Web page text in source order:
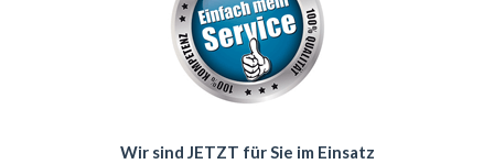
Wir sind JETZT für Sie im Einsatz